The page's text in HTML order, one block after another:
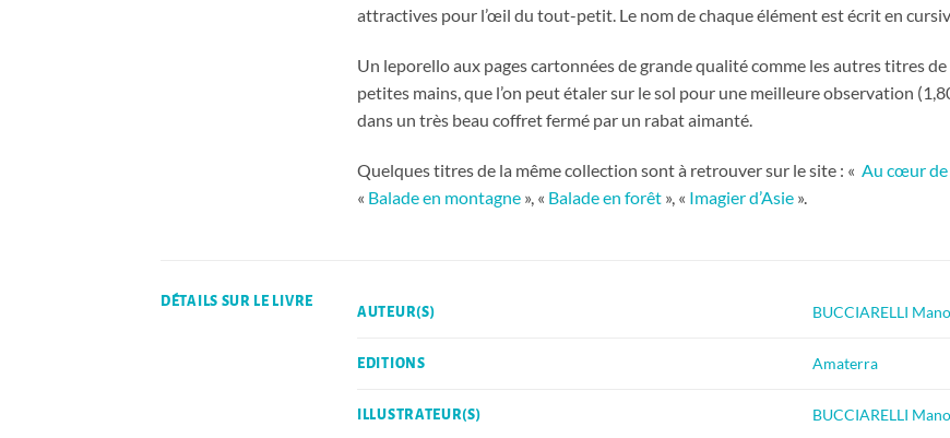
attractives pour l’œil du tout-petit. Le nom de chaque élément est écrit en
Un leporello aux pages cartonnées de grande qualité comme les autres titres
petites mains, que l’on peut étaler sur le sol pour une meilleure observation
dans un très beau coffret fermé par un rabat aimanté.
Quelques titres de la même collection sont à retrouver sur le site : « Au cœur de
« Balade en montagne », « Balade en forêt », « Imagier d’Asie ».
DÉTAILS SUR LE LIVRE
AUTEUR(S) BUCCIARELLI
EDITIONS Amaterra
ILLUSTRATEUR(S) BUCCIARELLI